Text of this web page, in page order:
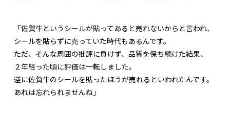
「佐賀牛というシールが貼ってあると売れないからと言われ、
シールを貼らずに売っていた時代もあるんです。
ただ、そんな周囲の批評に負けず、品質を保ち続けた結果、
２年経った頃に評価は一転しました。
逆に佐賀牛のシールを貼ったほうが売れるといわれたんです。
あれは忘れられませんね」